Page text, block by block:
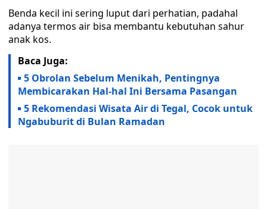
Benda kecil ini sering luput dari perhatian, padahal
adanya termos air bisa membantu kebutuhan sahur
anak kos.
Baca Juga:
5 Obrolan Sebelum Menikah, Pentingnya
Membicarakan Hal-hal Ini Bersama Pasangan
5 Rekomendasi Wisata Air di Tegal, Cocok untuk
Ngabuburit di Bulan Ramadan